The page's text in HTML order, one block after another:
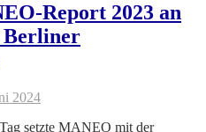
Report 2023 an
Berliner
2024
setzte MANEO mit der